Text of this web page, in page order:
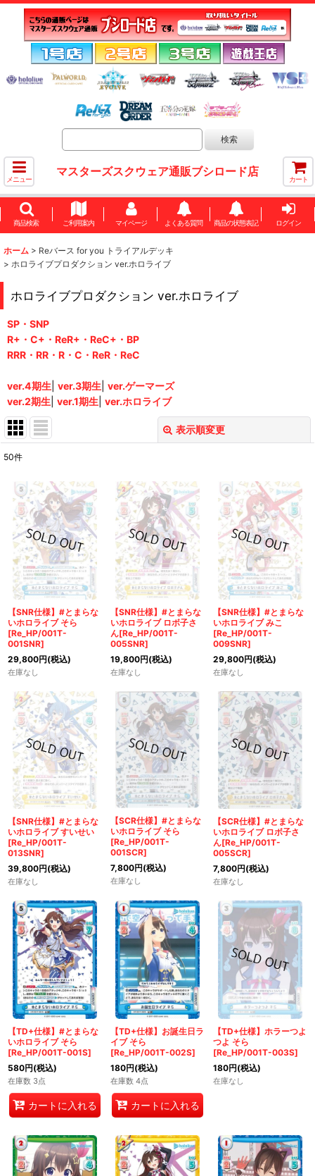
メニュー
マスターズスクウェア通販ブシロード店
カート
商品検索 ご利用案内 マイページ よくある質問 商品の状態表記 ログイン
ホーム > Reバース for you トライアルデッキ
> ホロライブプロダクション ver.ホロライブ
ホロライブプロダクション ver.ホロライブ
SP・SNP
R+・C+・ReR+・ReC+・BP
RRR・RR・R・C・ReR・ReC
ver.4期生 ver.3期生 ver.ゲーマーズ
ver.2期生 ver.1期生 ver.ホロライブ
表示順変更
在庫あり
並び順:
絞り込む
50件
【SNR仕様】#とまらな
いホロライブ そら
[Re_HP/001T-
001SNR]
29,800円(税込)
在庫なし
【SNR仕様】#とまらな
いホロライブ ロボ子さ
ん[Re_HP/001T-
005SNR]
19,800円(税込)
在庫なし
【SNR仕様】#とまらな
いホロライブ みこ
[Re_HP/001T-
009SNR]
29,800円(税込)
在庫なし
【SNR仕様】#とまらな
いホロライブ すいせい
[Re_HP/001T-
013SNR]
39,800円(税込)
在庫なし
【SCR仕様】#とまらな
いホロライブ そら
[Re_HP/001T-
001SCR]
7,800円(税込)
在庫なし
【SCR仕様】#とまらな
いホロライブ ロボ子さ
ん[Re_HP/001T-
005SCR]
7,800円(税込)
在庫なし
【TD+仕様】#とまらな
いホロライブ そら
[Re_HP/001T-001S]
580円(税込)
在庫数 3点
カートに入れる
【TD+仕様】お誕生日ラ
イブ そら
[Re_HP/001T-002S]
180円(税込)
在庫数 4点
カートに入れる
【TD+仕様】ホラーつよ
つよ そら
[Re_HP/001T-003S]
180円(税込)
在庫なし